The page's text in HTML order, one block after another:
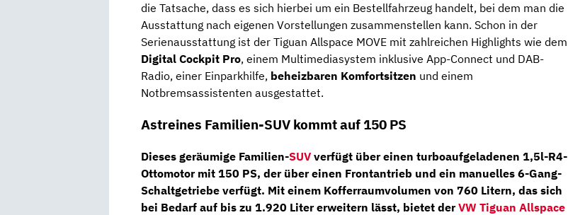
die Tatsache, dass es sich hierbei um ein Bestellfahrzeug handelt, bei dem man die
Ausstattung nach eigenen Vorstellungen zusammenstellen kann. Schon in der
Serienausstattung ist der Tiguan Allspace MOVE mit zahlreichen Highlights wie dem
Digital Cockpit Pro, einem Multimediasystem inklusive App-Connect und DAB-
Radio, einer Einparkhilfe, beheizbaren Komfortsitzen und einem
Notbremsassistenten ausgestattet.
Astreines Familien-SUV kommt auf 150 PS
Dieses geräumige Familien-SUV verfügt über einen turboaufgeladenen 1,5l-R4-
Ottomotormit 150 PS, der über einen Frontantrieb und ein manuelles 6-Gang-
Schaltgetriebe verfügt. Mit einem Kofferraumvolumen von 760 Litern, das sich
bei Bedarf auf bis zu 1.920 Liter erweitern lässt, bietet derVW Tiguan Allspace